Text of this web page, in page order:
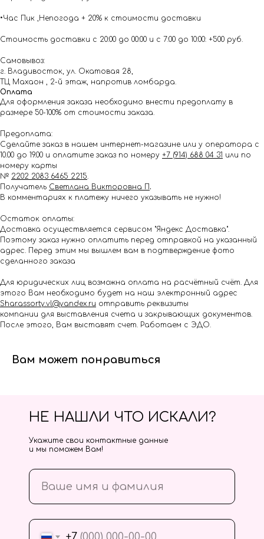
•Час Пик ,Непогода + 20% к стоимости доставки
Стоимость доставки с 20:00 до 00:00 и с 7:00 до 10:00: +500 руб.
Самовывоз:
г. Владивосток, ул. Окатовая 28,
ТЦ Махаон , 2-й этаж, напротив ломбарда.
Оплата
Для оформления заказа необходимо внести предоплату в
размере 50-100% от стоимости заказа.
Предоплата:
Сделайте заказ в нашем интернет-магазине или у оператора с
10.00 до 19.00 и оплатите заказ по номеру +7 (914) 688 04 31 или по
номеру карты
№ 2202 2083 6465 2215.
Получатель Светлана Викторовна П .
В комментариях к платежу ничего указывать не нужно!
Остаток оплаты:
Доставка осуществляется сервисом "Яндекс Доставка".
Поэтому заказ нужно оплатить перед отправкой на указанный
адрес. Перед этим мы вышлем вам в подтверждение фото
сделанного заказа
Для юридических лиц возможна оплата на расчётный счёт. Для
этого Вам необходимо будет на наш электронный адрес
Shar.assorty.vl@yandex.ru отправить реквизиты
компании для выставления счета и закрывающих документов.
После этого, Вам выставят счет. Работаем с ЭДО.
Вам может понравиться
+7
НЕ НАШЛИ ЧТО ИСКАЛИ?
Укажите свои контактные данные
и мы поможем Вам!